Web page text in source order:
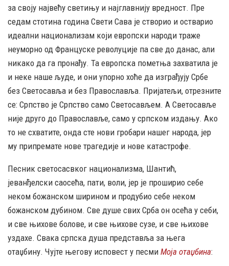
за своју највећу светињу и најглавнију вредност. Пре
седам стотина година Свети Сава је створио и остварио
идеални национализам који европски народи траже
неуморно од Француске револуције па све до данас, али
никако да га пронађу. Та европска пометња захватила је
и неке наше људе, и они упорно хоће да изграђују Србе
без Светосавља и без Православља. Пријатељи, отрезните
се: Српство је Српство само Светосављем. А Светосавље
није друго до Православље, само у српском издању. Ако
то не схватите, онда сте нови гробари нашег народа, јер
му припремате нове трагедије и нове катастрофе.
Песник светосасвког национализма, Шантић,
јеванђелски саосећа, пати, воли, јер је проширио себе
неком божанском ширином и продубио себе неком
божанском дубином. Све душе свих Срба он осећа у себи,
и све њихове болове, и све њихове сузе, и све њихове
уздахе. Свака српска душа представља за њега
отаџбину. Чујте његову исповест у песми Моја отаџбина: